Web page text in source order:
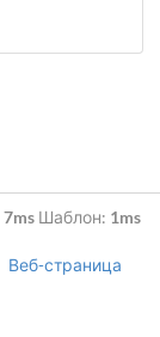
7ms Шаблон: 1ms
Веб-страница